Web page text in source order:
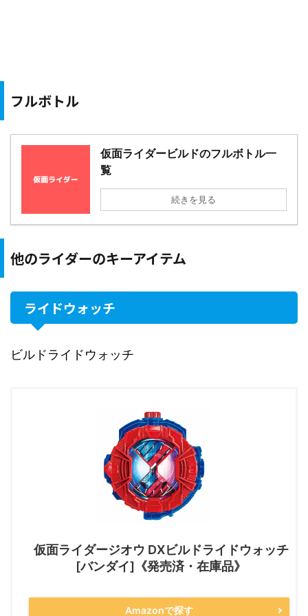
フルボトル
仮面ライダービルドのフルボトル一
覧
続きを見る
他のライダーのキーアイテム
ライドウォッチ
ビルドライドウォッチ
仮面ライダージオウ DXビルドライドウォッチ
[バンダイ]《発売済・在庫品》
Amazonで探す